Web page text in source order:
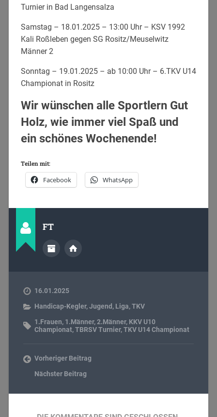
Turnier in Bad Langensalza
Samstag – 18.01.2025 – 13:00 Uhr – KSV 1992
Kali Roßleben gegen SG Rositz/Meuselwitz
Männer 2
Sonntag – 19.01.2025 – ab 10:00 Uhr – 6.TKV U14
Championat in Rositz
Wir wünschen alle Sportlern Gut
Holz, wie immer viel Spaß und
ein schönes Wochenende!
Teilen mit:
Facebook WhatsApp
FT
16.01.2025
Handicap-Kegler,Jugend , Liga,TKV
1.Frauen, 1.Männer,2.Männer, KKV U10
Championat,TBRSV Turnier,TKV U14 Championat
Vorheriger Beitrag
Nächster Beitrag